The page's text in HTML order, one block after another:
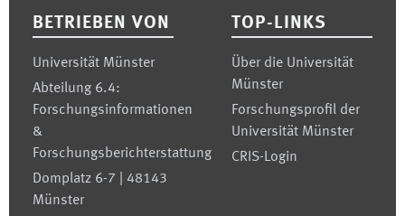
BETRIEBEN VON
Universität Münster
Abteilung 6.4:
Forschungsinformationen
&
Forschungsberichterstattung
Domplatz 6-7 | 48143
Münster
TOP-LINKS
Über die Universität
Münster
Forschungsprofil der
Universität Münster
CRIS-Login